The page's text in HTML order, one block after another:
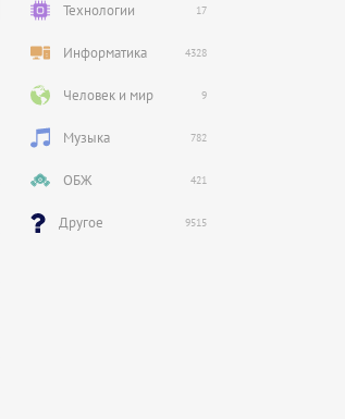
Технологии 17
Информатика 4328
Человек и мир 9
Музыка 782
ОБЖ 421
Другое 9515